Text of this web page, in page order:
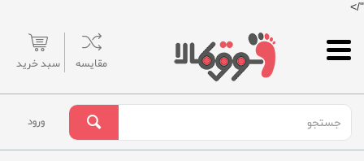
"/>
مقایسه سبد خرید
ورود